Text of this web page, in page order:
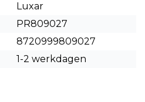
Luxar
PR809027
8720999809027
1-2 werkdagen